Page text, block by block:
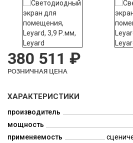
380 511 ₽
РОЗНИЧНАЯ ЦЕНА
ХАРАКТЕРИСТИКИ
производитель
мощность
применяемость